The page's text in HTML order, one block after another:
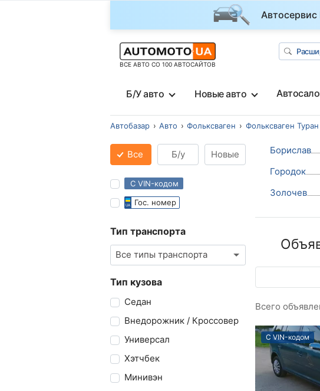
ВСЕ АВТО СО 100 АВТОСАЙТОВ
Б/У авто Новые авто
Автобазар Авто Фольксваген Фольксваген Туран
Все Б/у Новые
С VIN-кодом
Гос. номер
Тип транспорта
Все типы транспорта
Тип кузова
Седан
Внедорожник / Кроссовер
Универсал
Хэтчбек
Минивэн
Борислав
Городок
Золочев
Всего
С VIN-кодом